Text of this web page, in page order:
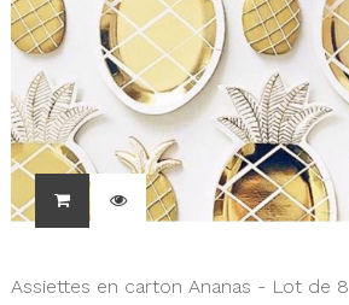
Assiettes en carton Ananas - Lot de 8